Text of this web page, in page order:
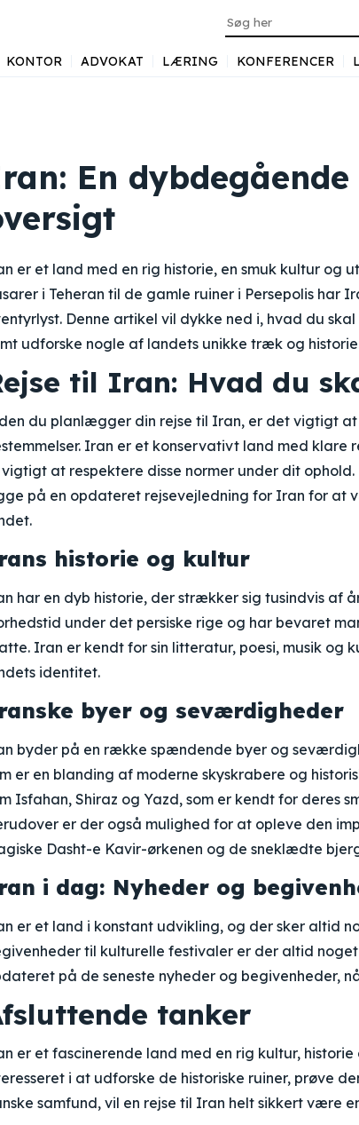
KONTOR ADVOKAT LÆRING KONFERENCER
En
er et land med en rig historie, en smuk kultur og
i Teheran til de gamle ruiner i Persepolis har
Denne artikel vil dykke ned i, hvad du
udforske nogle af landets unikke træk og
til Iran: Hvad du
du planlægger din rejse til Iran, er det vigtigt
Iran er et konservativt land med
vigtigt at respektere disse normer under dit
på en opdateret rejsevejledning for Iran for at
historie og kultur
har en dyb historie, der strækker sig tusindvis af
under det persiske rige og har bevaret
Iran er kendt for sin litteratur, poesi, musik og
identitet.
byer og seværdigheder
byder på en række spændende byer og
er en blanding af moderne skyskrabere og
Isfahan, Shiraz og Yazd, som er kendt for deres
er der også mulighed for at opleve den
Dasht-e Kavir-ørkenen og de sneklædte
i dag: Nyheder og
er et land i konstant udvikling, og der sker altid
til kulturelle festivaler er der altid
på de seneste nyheder og begivenheder,
tanker
er et fascinerende land med en rig kultur, historie
i at udforske de historiske ruiner, prøve
samfund, vil en rejse til Iran helt sikkert være